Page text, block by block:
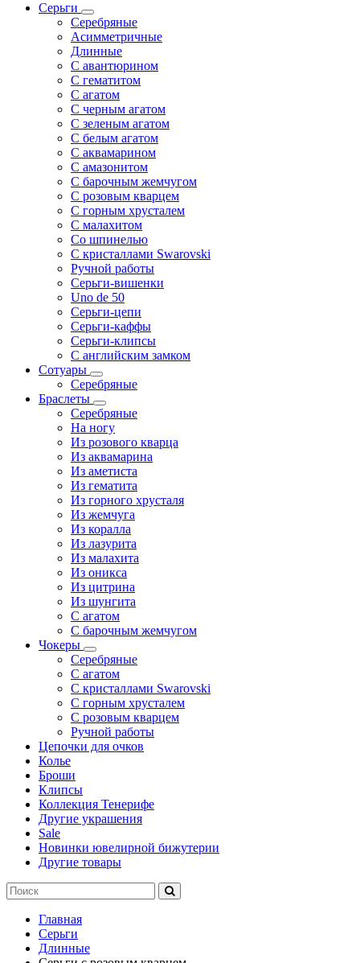
Серьги
Серебряные
Асимметричные
Длинные
С авантюрином
С гематитом
С агатом
С черным агатом
С зеленым агатом
С белым агатом
С аквамарином
С амазонитом
С барочным жемчугом
С розовым кварцем
С горным хрусталем
С малахитом
Со шпинелью
С кристаллами Swarovski
Ручной работы
Серьги-вишенки
Uno de 50
Серьги-цепи
Серьги-каффы
Серьги-клипсы
С английским замком
Сотуары
Серебряные
Браслеты
Серебряные
На ногу
Из розового кварца
Из аквамарина
Из аметиста
Из гематита
Из горного хрусталя
Из жемчуга
Из коралла
Из лазурита
Из малахита
Из оникса
Из цитрина
Из шунгита
С агатом
С барочным жемчугом
Чокеры
Серебряные
С агатом
С кристаллами Swarovski
С горным хрусталем
С розовым кварцем
Ручной работы
Цепочки для очков
Колье
Броши
Клипсы
Коллекция Тенерифе
Другие украшения
Sale
Новинки ювелирной бижутерии
Другие товары
Главная
Серьги
Длинные